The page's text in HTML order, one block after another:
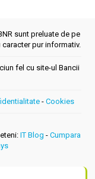
sunt preluate de pe
caracter pur informativ.
fel cu site-ul Bancii
- Cookies
IT Blog - Cumpara